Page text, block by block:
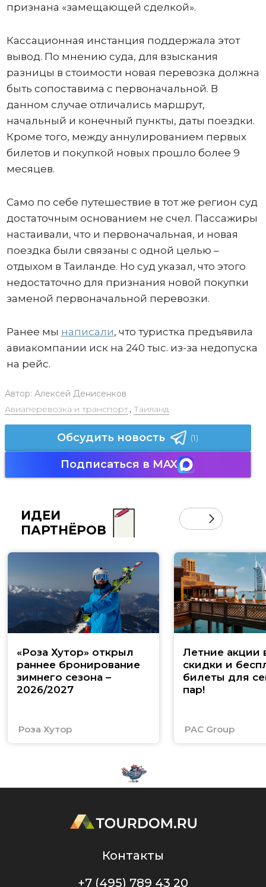
признана «замещающей сделкой».
Кассационная инстанция поддержала этот
вывод. По мнению суда, для взыскания
разницы в стоимости новая перевозка должна
быть сопоставима с первоначальной. В
данном случае отличались маршрут,
начальный и конечный пункты, даты поездки.
Кроме того, между аннулированием первых
билетов и покупкой новых прошло более 9
месяцев.
Само по себе путешествие в тот же регион суд
достаточным основанием не счел. Пассажиры
настаивали, что и первоначальная, и новая
поездка были связаны с одной целью –
отдыхом в Таиланде. Но суд указал, что этого
недостаточно для признания новой покупки
заменой первоначальной перевозки.
Ранее мы написали, что туристка предъявила
авиакомпании иск на 240 тыс. из-за недопуска
на рейс.
Автор: Алексей Денисенков
Авиаперевозка и транспорт, Таиланд
Обсудить новость (1)
Подписаться в MAX
ИДЕИ
ПАРТНЁРОВ
«Роза Хутор» открыл
раннее бронирование
зимнего сезона –
2026/2027
Роза Хутор
Летние акции
скидки и
билеты для
пар!
PAC Group
Контакты
+7 (495) 789 43 20